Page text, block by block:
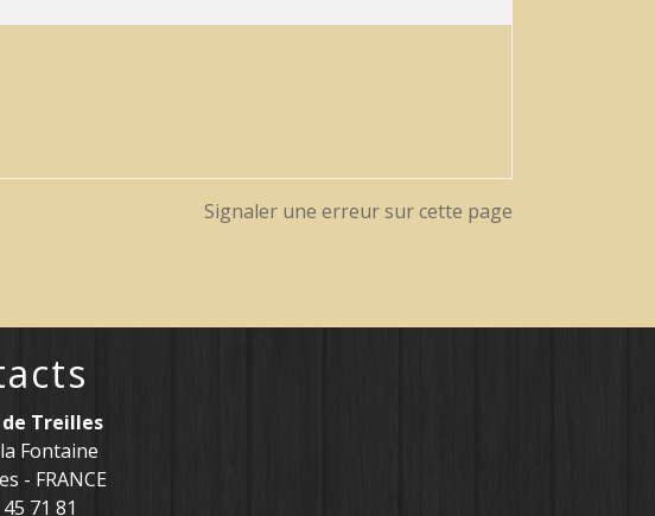
Signaler une erreur sur cette page
Treilles
Fontaine
- FRANCE
71 81